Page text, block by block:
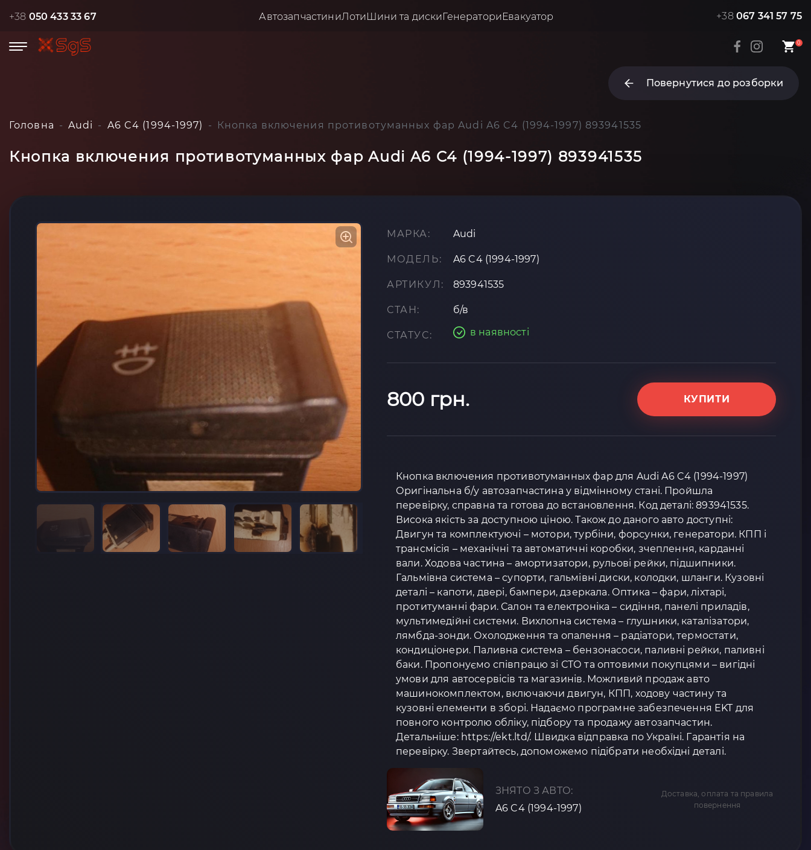
+38 050 433 33 67 АвтозапчастиниЛотиШини та дискиГенераториЕвакуатор +38 067 341 57 75
0
Повернутися до розборки
Головна Audi A6 C4 (1994-1997) Кнопка включения противотуманных фар Audi A6 C4 (1994-1997) 893941535
Кнопка включения противотуманных фар Audi A6 C4 (1994-1997) 893941535
МАРКА: Audi
МОДЕЛЬ: A6 C4 (1994-1997)
АРТИКУЛ: 893941535
СТАН: б/в
СТАТУС: в наявності
800 грн. КУПИТИ
Кнопка включения противотуманных фар для Audi A6 C4 (1994-1997)
Оригінальна б/у автозапчастина у відмінному стані. Пройшла
перевірку, справна та готова до встановлення. Код деталі: 893941535.
Висока якість за доступною ціною. Також до даного авто доступні:
Двигун та комплектуючі – мотори, турбіни, форсунки, генератори. КПП і
трансмісія – механічні та автоматичні коробки, зчеплення, карданні
вали. Ходова частина – амортизатори, рульові рейки, підшипники.
Гальмівна система – супорти, гальмівні диски, колодки, шланги. Кузовні
деталі – капоти, двері, бампери, дзеркала. Оптика – фари, ліхтарі,
протитуманні фари. Салон та електроніка – сидіння, панелі приладів,
мультимедійні системи. Вихлопна система – глушники, каталізатори,
лямбда-зонди. Охолодження та опалення – радіатори, термостати,
кондиціонери. Паливна система – бензонасоси, паливні рейки, паливні
баки. Пропонуємо співпрацю зі СТО та оптовими покупцями – вигідні
умови для автосервісів та магазинів. Можливий продаж авто
машинокомплектом, включаючи двигун, КПП, ходову частину та
кузовні елементи в зборі. Надаємо програмне забезпечення EKT для
повного контролю обліку, підбору та продажу автозапчастин.
Детальніше: https://ekt.ltd/. Швидка відправка по Україні. Гарантія на
перевірку. Звертайтесь, допоможемо підібрати необхідні деталі.
ЗНЯТО З АВТО:
A6 C4 (1994-1997)
Доставка, оплата та правила
повернення